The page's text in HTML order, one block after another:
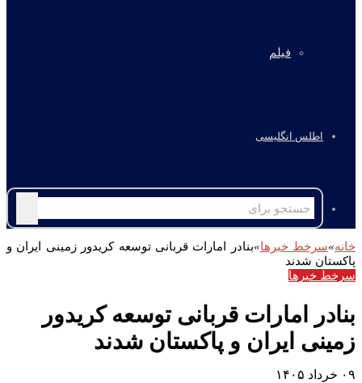
فیلم
اطلس انگلیسی
برای
خانه»سرخط خبرها»بنادر امارات قربانی توسعه کریدور زمینی ایران و
پاکستان شدند
سرخط خبرها
بنادر امارات قربانی توسعه کریدور
زمینی ایران و پاکستان شدند
۰۹ خرداد ۱۴۰۵